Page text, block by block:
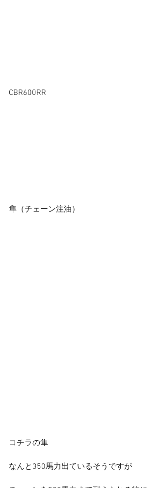
CBR600RR
隼（チェーン注油）
コチラの隼
なんと350馬力出ているそうですが